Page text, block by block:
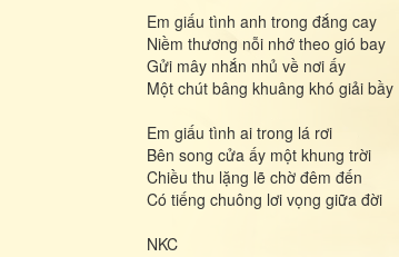
Em giấu tình anh trong đắng cay
Niềm thương nỗi nhớ theo gió bay
Gửi mây nhắn nhủ về nơi ấy
Một chút bâng khuâng khó giải bầy
Em giấu tình ai trong lá rơi
Bên song cửa ấy một khung trời
Chiều thu lặng lẽ chờ đêm đến
Có tiếng chuông lơi vọng giữa đời
NKC